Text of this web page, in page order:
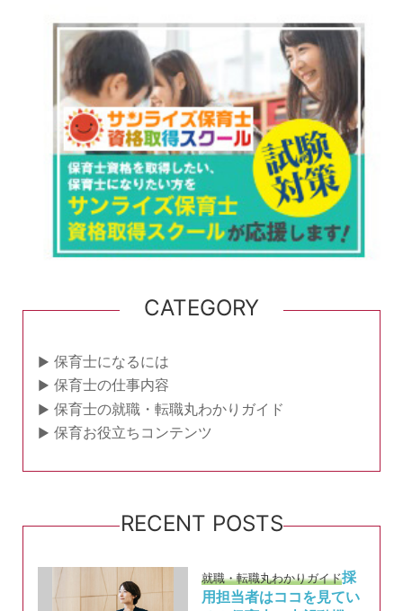
CATEGORY
保育士になるには
保育士の仕事内容
保育士の就職・転職丸わかりガイド
保育お役立ちコンテンツ
RECENT POSTS
就職・転職丸わかりガイド採
用担当者はココを見てい